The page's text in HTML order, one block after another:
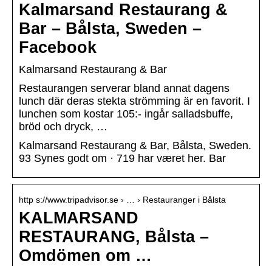
Kalmarsand Restaurang &
Bar – Bålsta, Sweden –
Facebook
Kalmarsand Restaurang & Bar
Restaurangen serverar bland annat dagens
lunch där deras stekta strömming är en favorit. I
lunchen som kostar 105:- ingår salladsbuffe,
bröd och dryck, …
Kalmarsand Restaurang & Bar, Bålsta, Sweden.
93 Synes godt om · 719 har været her. Bar
http s://www.tripadvisor.se › … › Restauranger i Bålsta
KALMARSAND
RESTAURANG, Bålsta –
Omdömen om …